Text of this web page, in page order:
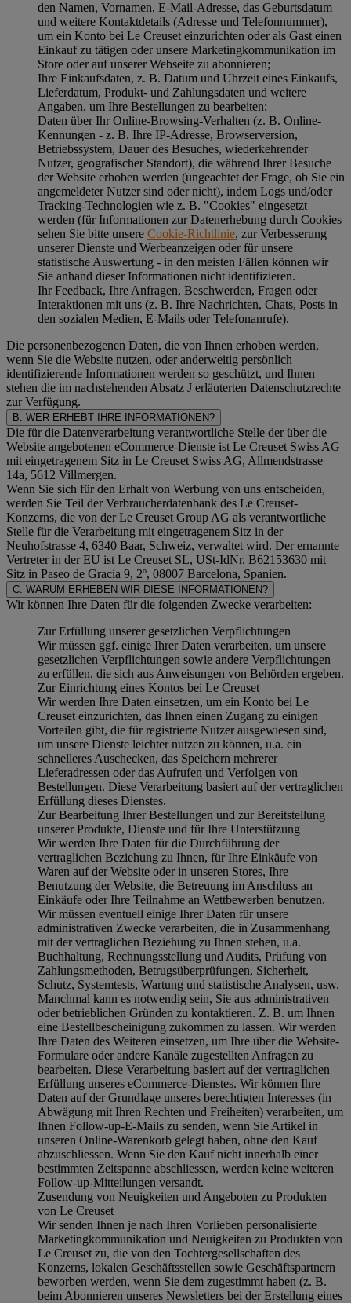
den Namen, Vornamen, E-Mail-Adresse, das Geburtsdatum
und weitere Kontaktdetails (Adresse und Telefonnummer),
um ein Konto bei Le Creuset einzurichten oder als Gast einen
Einkauf zu tätigen oder unsere Marketingkommunikation im
Store oder auf unserer Webseite zu abonnieren;
Ihre Einkaufsdaten, z. B. Datum und Uhrzeit eines Einkaufs,
Lieferdatum, Produkt- und Zahlungsdaten und weitere
Angaben, um Ihre Bestellungen zu bearbeiten;
Daten über Ihr Online-Browsing-Verhalten (z. B. Online-
Kennungen - z. B. Ihre IP-Adresse, Browserversion,
Betriebssystem, Dauer des Besuches, wiederkehrender
Nutzer, geografischer Standort), die während Ihrer Besuche
der Website erhoben werden (ungeachtet der Frage, ob Sie ein
angemeldeter Nutzer sind oder nicht), indem Logs und/oder
Tracking-Technologien wie z. B. "Cookies" eingesetzt
werden (für Informationen zur Datenerhebung durch Cookies
sehen Sie bitte unsere Cookie-Richtlinie, zur Verbesserung
unserer Dienste und Werbeanzeigen oder für unsere
statistische Auswertung - in den meisten Fällen können wir
Sie anhand dieser Informationen nicht identifizieren.
Ihr Feedback, Ihre Anfragen, Beschwerden, Fragen oder
Interaktionen mit uns (z. B. Ihre Nachrichten, Chats, Posts in
den sozialen Medien, E-Mails oder Telefonanrufe).
Die personenbezogenen Daten, die von Ihnen erhoben werden,
wenn Sie die Website nutzen, oder anderweitig persönlich
identifizierende Informationen werden so geschützt, und Ihnen
stehen die im nachstehendenAbsatz J erläuterten Datenschutzrechte
zur Verfügung.
B. WER ERHEBT IHRE INFORMATIONEN?
Die für die Datenverarbeitung verantwortliche Stelle der über die
Website angebotenen eCommerce-Dienste ist Le Creuset Swiss AG
mit eingetragenem Sitz in Le Creuset Swiss AG, Allmendstrasse
14a, 5612 Villmergen.
Wenn Sie sich für den Erhalt von Werbung von uns entscheiden,
werden Sie Teil der Verbraucherdatenbank des Le Creuset-
Konzerns, die von der Le Creuset Group AG als verantwortliche
Stelle für die Verarbeitung mit eingetragenem Sitz in der
Neuhofstrasse 4, 6340 Baar, Schweiz, verwaltet wird. Der ernannte
Vertreter in der EU ist Le Creuset SL, USt-IdNr. B62153630 mit
Sitz in Paseo de Gracia 9, 2º, 08007 Barcelona, Spanien.
C. WARUM ERHEBEN WIR DIESE INFORMATIONEN?
Wir können Ihre Daten für die folgenden Zwecke verarbeiten:
Zur Erfüllung unserer gesetzlichen Verpflichtungen
Wir müssen ggf. einige Ihrer Daten verarbeiten, um unsere
gesetzlichen Verpflichtungen sowie andere Verpflichtungen
zu erfüllen, die sich aus Anweisungen von Behörden ergeben.
Zur Einrichtung eines Kontos bei Le Creuset
Wir werden Ihre Daten einsetzen, um ein Konto bei Le
Creuset einzurichten, das Ihnen einen Zugang zu einigen
Vorteilen gibt, die für registrierte Nutzer ausgewiesen sind,
um unsere Dienste leichter nutzen zu können, u.a. ein
schnelleres Auschecken, das Speichern mehrerer
Lieferadressen oder das Aufrufen und Verfolgen von
Bestellungen. Diese Verarbeitung basiert auf der vertraglichen
Erfüllung dieses Dienstes.
Zur Bearbeitung Ihrer Bestellungen und zur Bereitstellung
unserer Produkte, Dienste und für Ihre Unterstützung
Wir werden Ihre Daten für die Durchführung der
vertraglichen Beziehung zu Ihnen, für Ihre Einkäufe von
Waren auf der Website oder in unseren Stores, Ihre
Benutzung der Website, die Betreuung im Anschluss an
Einkäufe oder Ihre Teilnahme an Wettbewerben benutzen.
Wir müssen eventuell einige Ihrer Daten für unsere
administrativen Zwecke verarbeiten, die in Zusammenhang
mit der vertraglichen Beziehung zu Ihnen stehen, u.a.
Buchhaltung, Rechnungsstellung und Audits, Prüfung von
Zahlungsmethoden, Betrugsüberprüfungen, Sicherheit,
Schutz, Systemtests, Wartung und statistische Analysen, usw.
Manchmal kann es notwendig sein, Sie aus administrativen
oder betrieblichen Gründen zu kontaktieren. Z. B. um Ihnen
eine Bestellbescheinigung zukommen zu lassen. Wir werden
Ihre Daten des Weiteren einsetzen, um Ihre über die Website-
Formulare oder andere Kanäle zugestellten Anfragen zu
bearbeiten. Diese Verarbeitung basiert auf der vertraglichen
Erfüllung unseres eCommerce-Dienstes. Wir können Ihre
Daten auf der Grundlage unseres berechtigten Interesses (in
Abwägung mit Ihren Rechten und Freiheiten) verarbeiten, um
Ihnen Follow-up-E-Mails zu senden, wenn Sie Artikel in
unseren Online-Warenkorb gelegt haben, ohne den Kauf
abzuschliessen. Wenn Sie den Kauf nicht innerhalb einer
bestimmten Zeitspanne abschliessen, werden keine weiteren
Follow-up-Mitteilungen versandt.
Zusendung von Neuigkeiten und Angeboten zu Produkten
von Le Creuset
Wir senden Ihnen je nach Ihren Vorlieben personalisierte
Marketingkommunikation und Neuigkeiten zu Produkten von
Le Creuset zu, die von den Tochtergesellschaften des
Konzerns, lokalen Geschäftsstellen sowie Geschäftspartnern
beworben werden, wenn Sie dem zugestimmt haben (z. B.
beim Abonnieren unseres Newsletters bei der Erstellung eines